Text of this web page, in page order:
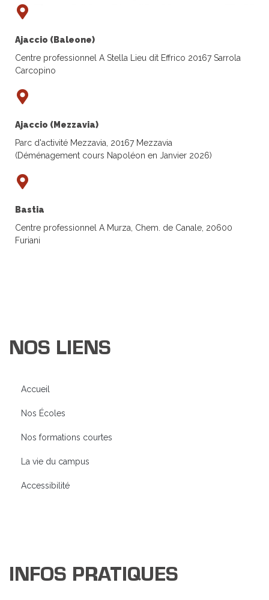
Ajaccio (Baleone)
Centre professionnel A Stella Lieu dit Effrico 20167 Sarrola
Carcopino
Ajaccio (Mezzavia)
Parc d'activité Mezzavia, 20167 Mezzavia
(Déménagement cours Napoléon en Janvier 2026)
Bastia
Centre professionnel A Murza, Chem. de Canale, 20600
Furiani
NOS LIENS
Accueil
Nos Écoles
Nos formations courtes
La vie du campus
Accessibilité
INFOS PRATIQUES